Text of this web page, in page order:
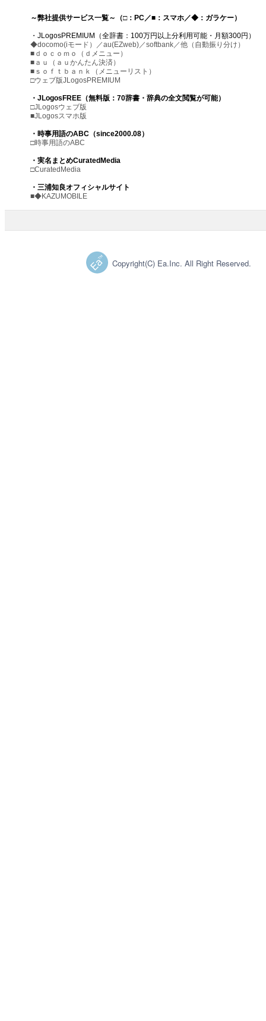
～弊社提供サービス一覧～（□：PC／■：スマホ／◆：ガラケー）
・JLogosPREMIUM（全辞書：100万円以上分利用可能・月額300円）
◆docomo(iモード）／au(EZweb)／softbank／他（自動振り分け）
■ｄｏｃｏｍｏ（ｄメニュー）
■ａｕ（ａｕかんたん決済）
■ｓｏｆｔｂａｎｋ（メニューリスト）
□ウェブ版JLogosPREMIUM
・JLogosFREE（無料版：70辞書・辞典の全文閲覧が可能）
□JLogosウェブ版
■JLogosスマホ版
・時事用語のABC（since2000.08）
□時事用語のABC
・実名まとめCuratedMedia
□CuratedMedia
・三浦知良オフィシャルサイト
■◆KAZUMOBILE
Copyright(C) Ea.Inc. All Right Reserved.